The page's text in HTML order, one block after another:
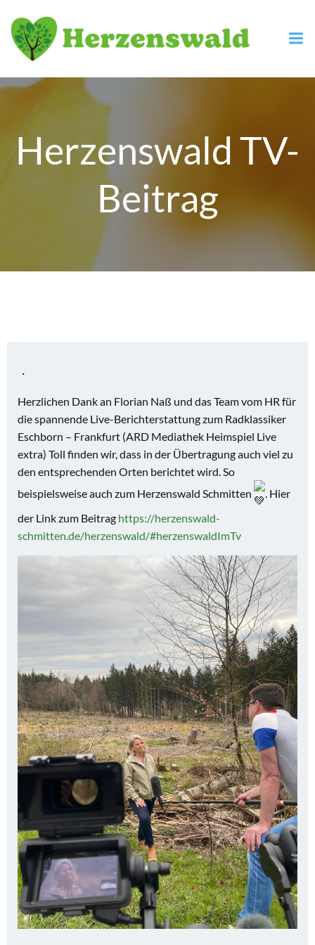
springen
Herzenswald TV-
Beitrag
·
Herzlichen Dank an Florian Naß und das Team vom HR für
die spannende Live-Berichterstattung zum Radklassiker
Eschborn – Frankfurt (ARD Mediathek Heimspiel Live
extra) Toll finden wir, dass in der Übertragung auch viel zu
den entsprechenden Orten berichtet wird. So
beispielsweise auch zum Herzenswald Schmitten
. Hier
der Link zum Beitrag https://herzenswald-
schmitten.de/herzenswald/#herzenswaldImTv